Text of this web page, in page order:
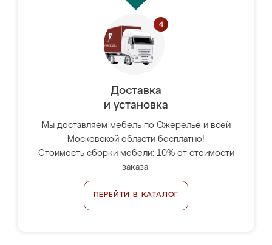
Доставка
и установка
Мы доставляем мебель по Ожерелье и всей
Московской области бесплатно!
Стоимость сборки мебели: 10% от стоимости
заказа.
ПЕРЕЙТИ В КАТАЛОГ